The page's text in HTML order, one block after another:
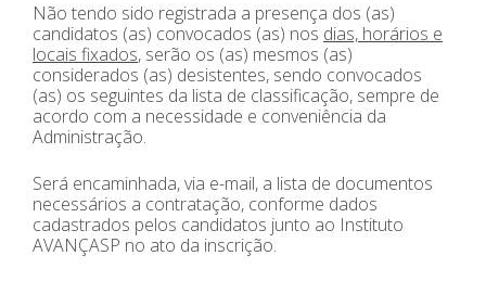
Não tendo sido registrada a presença dos (as)
candidatos (as) convocados (as) nos dias, horários e
locais fixados, serão os (as) mesmos (as)
considerados (as) desistentes, sendo convocados
(as) os seguintes da lista de classificação, sempre de
acordo com a necessidade e conveniência da
Administração.
Será encaminhada, via e-mail, a lista de documentos
necessários a contratação, conforme dados
cadastrados pelos candidatos junto ao Instituto
AVANÇASP no ato da inscrição.